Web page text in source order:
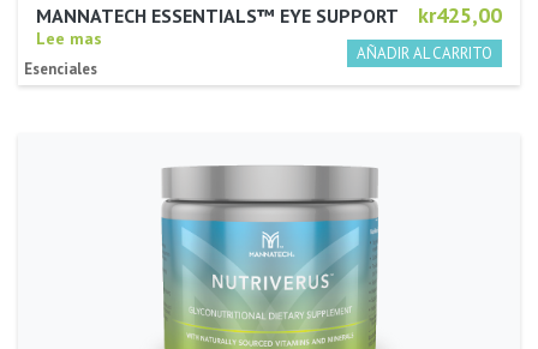
kr425,00
MANNATECH ESSENTIALS™ EYE SUPPORT
Lee mas
Esenciales